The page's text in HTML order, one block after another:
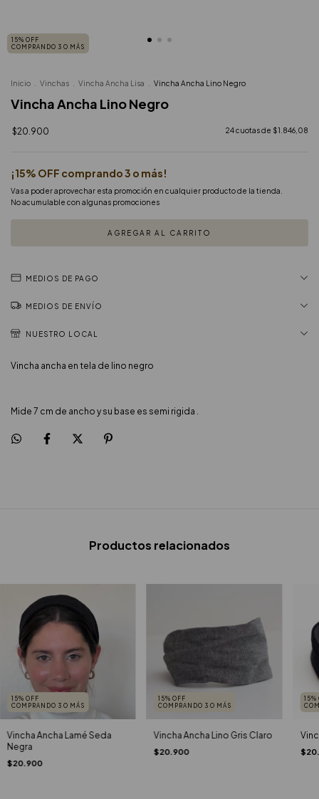
15% OFF
COMPRANDO 3 O MÁS
Inicio Vinchas Vincha Ancha Lisa Vincha Ancha Lino Negro
Vincha Ancha Lino Negro
$20.900 24cuotas de $1.846,08
¡15% OFF comprando 3 o más!
Vas a poder aprovechar esta promoción en cualquier producto de la tienda.
No acumulable con algunas promociones
MEDIOS DE PAGO
MEDIOS DE ENVÍO
NUESTRO LOCAL
Vincha ancha en tela de lino negro
Mide 7 cm de ancho y su base es semi rigida .
Productos relacionados
15% OFF
COMPRANDO 3 O MÁS
Vincha Ancha Lamé Seda
Negra
$20.900
15% OFF
COMPRANDO 3 O MÁS
Vincha Ancha Lino Gris Claro
$20.900
15%